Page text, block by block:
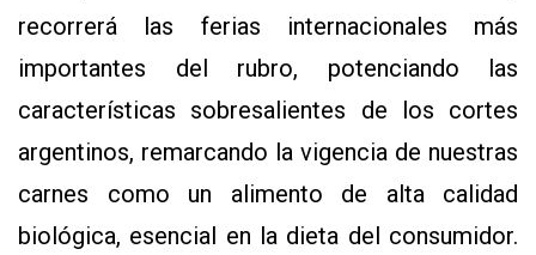
recorrerá las ferias internacionales más
importantes del rubro, potenciando las
características sobresalientes de los cortes
argentinos, remarcando la vigencia de nuestras
carnes como un alimento de alta calidad
biológica, esencial en la dieta del consumidor.